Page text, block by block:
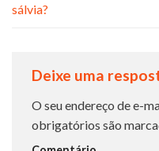
sálvia?
Deixe uma
O seu endereço de e-
obrigatórios são